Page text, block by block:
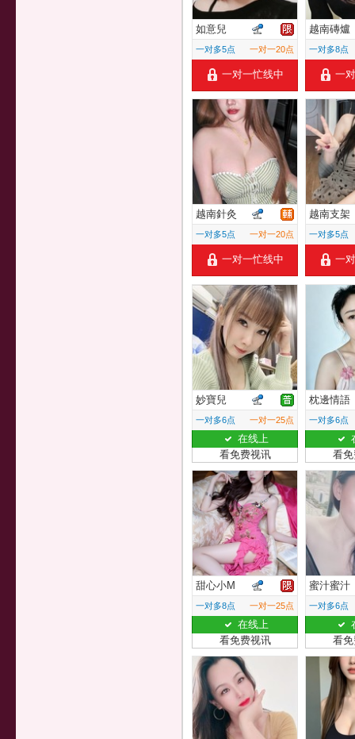
如意兒
一对多5点 一对一20点
一对一忙线中
越南磚爐
一对多8点
一
越南針灸
一对多5点 一对一20点
一对一忙线中
越南支架
一对多5点
一
妙寶兒
一对多6点 一对一25点
在线上
看免费视讯
枕邊情語
一对多6点
看
甜心小M
一对多8点 一对一25点
在线上
看免费视讯
蜜汁蜜汁
一对多6点
看